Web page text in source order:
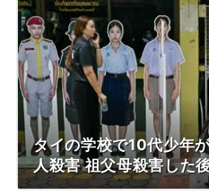
タイの学校で10代少年
人殺害 祖父母殺害した